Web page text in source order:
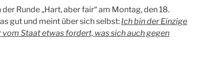
Runde „Hart, aber fair“ am Montag, den 18.
gut und meint über sich selbst: Ich bin der Einzige
vom Staat etwas fordert, was sich auch gegen